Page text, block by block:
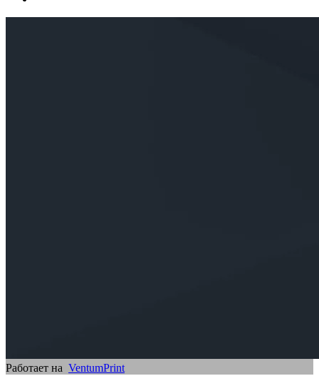
Работает на VentumPrint